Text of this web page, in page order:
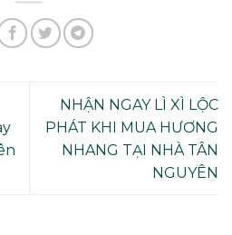
NHẬN NGAY LÌ XÌ LỘC
PHÁT KHI MUA HƯƠNG
NHANG TẠI NHÀ TÂN
NGUYÊN